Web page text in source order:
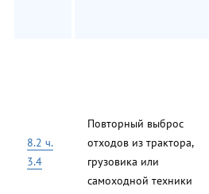
8.2 ч.
3.4
Повторный выброс
отходов из трактора,
грузовика или
самоходной техники